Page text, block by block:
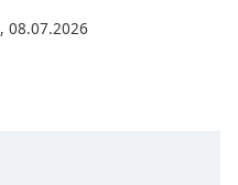
, 08.07.2026